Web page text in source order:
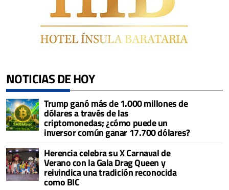
NOTICIAS DE HOY
Trump ganó más de 1.000 millones de
dólares a través de las
criptomonedas; ¿cómo puede un
inversor común ganar 17.700 dólares?
Herencia celebra su X Carnaval de
Verano con la Gala Drag Queen y
reivindica una tradición reconocida
como BIC